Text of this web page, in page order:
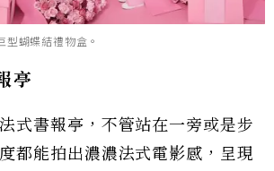
型蝴蝶結禮物盒。
亭
式書報亭，不管站在一旁或是步
都能拍出濃濃法式電影感，呈現